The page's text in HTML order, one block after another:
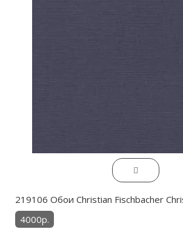
219106 Обои Christian Fischbacher
4000р.